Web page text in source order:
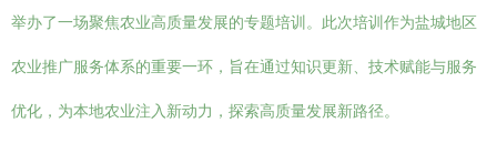
举办了一场聚焦农业高质量发展的专题培训。此次培训作为盐城地区
农业推广服务体系的重要一环，旨在通过知识更新、技术赋能与服务
优化，为本地农业注入新动力，探索高质量发展新路径。